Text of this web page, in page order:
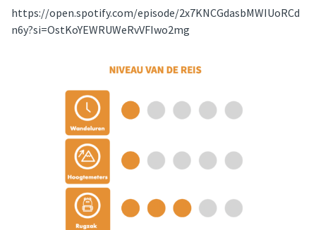
https://open.spotify.com/episode/2x7KNCGdasbMWIUoRCd
n6y?si=OstKoYEWRUWeRvVFIwo2mg